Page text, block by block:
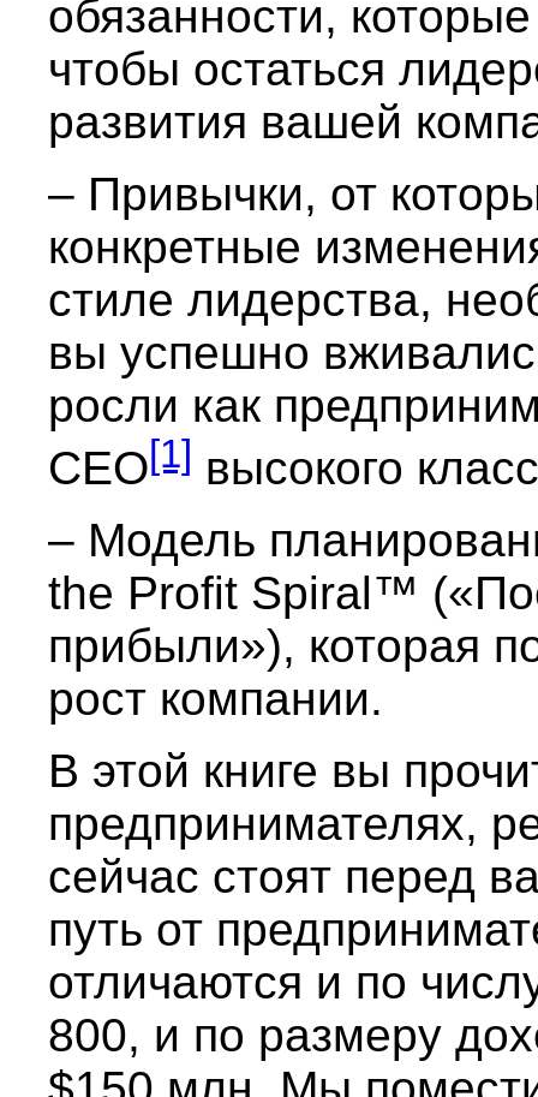
обязанности,
чтобы остаться
развития вашей
– Привычки, от
конкретные
стиле лидерства,
вы успешно
росли как
СЕО[1] высокого
– Модель
the Profit Spiral™
прибыли»), которая
рост компании.
В этой книге вы
предпринимателях,
сейчас стоят перед
путь от
отличаются и по
800, и по размеру